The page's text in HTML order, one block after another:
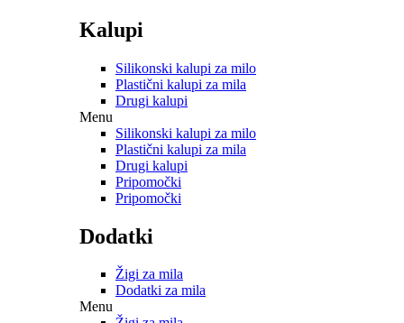
Kalupi
Silikonski kalupi za milo
Plastični kalupi za mila
Drugi kalupi
Menu
Silikonski kalupi za milo
Plastični kalupi za mila
Drugi kalupi
Pripomočki
Pripomočki
Dodatki
Žigi za mila
Dodatki za mila
Menu